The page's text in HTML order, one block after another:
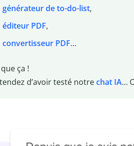
générateur de to-do-list,
éditeur PDF,
convertisseur PDF…
ça !
d’avoir testé notrechat IA…